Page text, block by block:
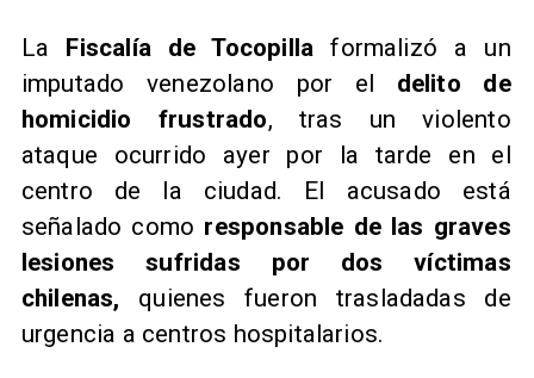
​La Fiscalía de Tocopilla formalizó a un
imputado venezolano por el delito de
homicidio frustrado, tras un violento
ataque ocurrido ayer por la tarde en el
centro de la ciudad. El acusado está
señalado como responsable de las graves
lesiones sufridas por dos víctimas
chilenas, quienes fueron trasladadas de
urgencia a centros hospitalarios.